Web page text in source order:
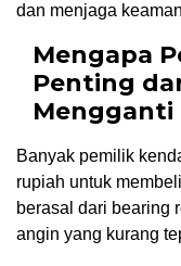
dan menjaga
Mengapa
Penting
Mengganti
Banyak pemilik
rupiah untuk
berasal dari bearing
angin yang kurang